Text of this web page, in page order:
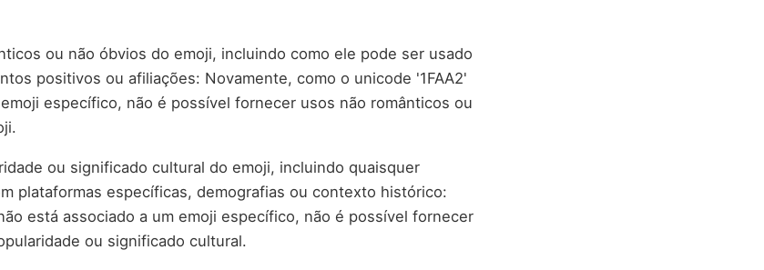
ou não óbvios do emoji, incluindo como ele pode ser usado
positivos ou afiliações: Novamente, como o unicode '1FAA2'
específico, não é possível fornecer usos não românticos ou
ou significado cultural do emoji, incluindo quaisquer
plataformas específicas, demografias ou contexto histórico:
está associado a um emoji específico, não é possível fornecer
ou significado cultural.